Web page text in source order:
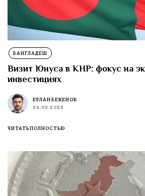
БАНГЛАДЕШ
Визит Юнуса в КНР: фокус на
инвестициях
ЕРЛАН БЕКЕНОВ
24.03.2025
ЧИТАТЬ ПОЛНОСТЬЮ